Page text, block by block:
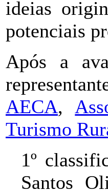
ideias
potenciais
Após a
AECA,
Turismo
1º
Santos